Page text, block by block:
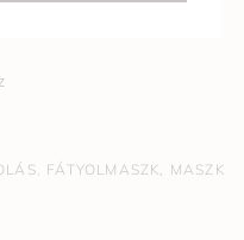
, FÁTYOLMASZK, MASZK